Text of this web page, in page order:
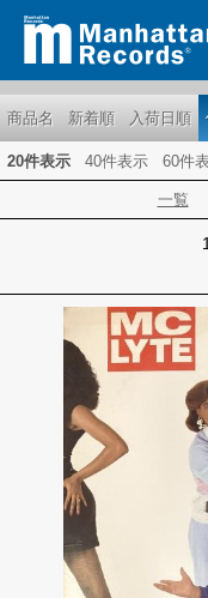
商品名 新着順 入荷日順
20件表示 40件表示 60件
一覧